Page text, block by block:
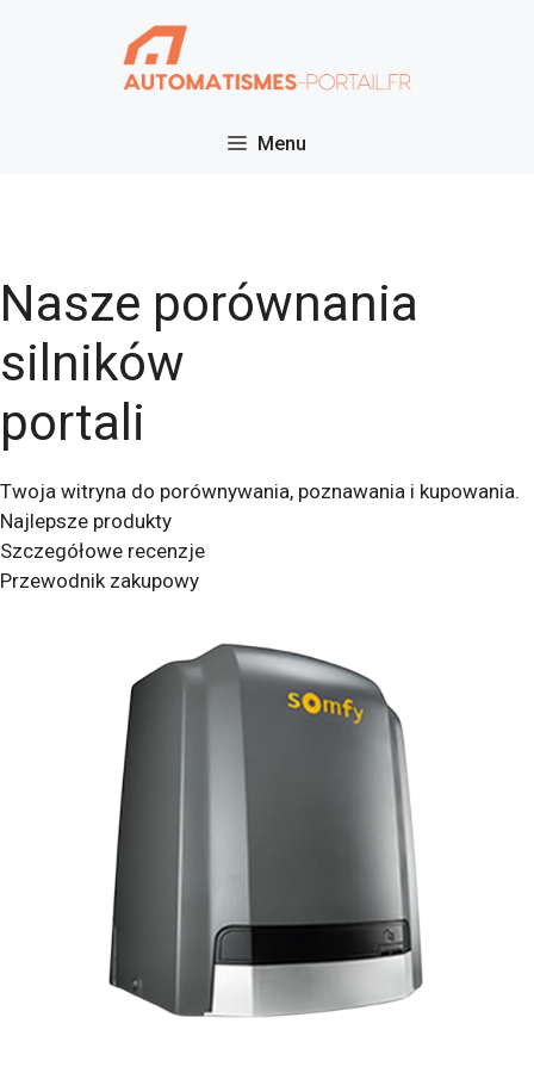
Menu
Nasze porównania
silników
portali
Twoja witryna do porównywania, poznawania i kupowania.
Najlepsze produkty
Szczegółowe recenzje
Przewodnik zakupowy